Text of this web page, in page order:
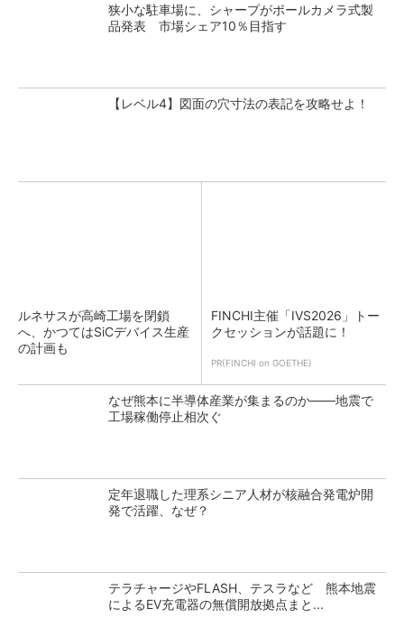
狭小な駐車場に、シャープがポールカメラ式製
品発表 市場シェア10％目指す
【レベル4】図面の穴寸法の表記を攻略せよ！
ルネサスが高崎工場を閉鎖
へ、かつてはSiCデバイス生産
の計画も
FINCHI主催「IVS2026」トー
クセッションが話題に！
PR(FINCHI on GOETHE)
なぜ熊本に半導体産業が集まるのか――地震で
工場稼働停止相次ぐ
定年退職した理系シニア人材が核融合発電炉開
発で活躍、なぜ？
テラチャージやFLASH、テスラなど 熊本地震
によるEV充電器の無償開放拠点まと...